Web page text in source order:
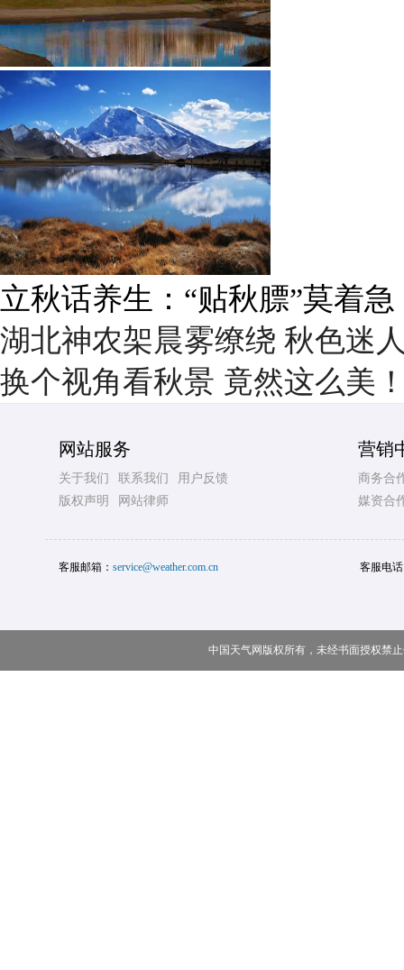
雨后峨眉沟壑尽显 金顶显真
湖北神农架晨雾缭绕 秋色迷
换个视角看秋景 竟然这么美
网站服务
关于我们 联系我们
用户反馈
版权声明
网站律师
营销
商务合
媒资合
客服邮箱： service@weather.com.cn 客服电
中国天气网版权所有，未经书面授权